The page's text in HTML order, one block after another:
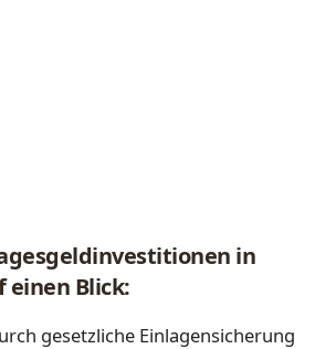
in
einen Blick:
gesetzliche Einlagensicherung